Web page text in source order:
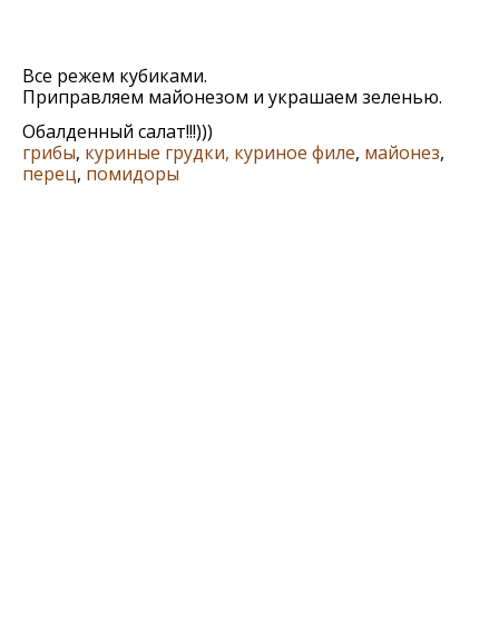
Все режем кубиками.
Приправляем майонезом и украшаем зеленью.
Обалденный салат!!!)))
грибы, куриные грудки, куриное филе, майонез,
перец, помидоры